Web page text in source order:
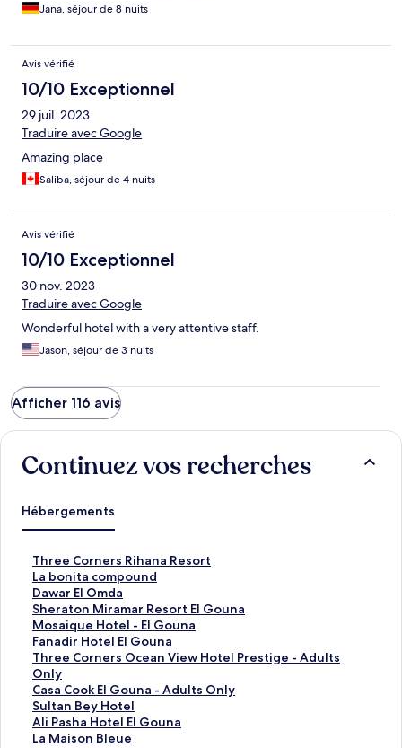
Jana, séjour de 8 nuits
Avis vérifié
10/10 Exceptionnel
29 juil. 2023
Traduire avec Google
Amazing place
Saliba, séjour de 4 nuits
Avis vérifié
10/10 Exceptionnel
30 nov. 2023
Traduire avec Google
Wonderful hotel with a very attentive staff.
Jason, séjour de 3 nuits
Afficher 116 avis
Continuez vos recherches
Hébergements
Three Corners Rihana Resort
L
i
e
n
o
u
v
r
a
n
t
l
La bonita compound
L
i
e
n
o
u
v
r
a
n
t
Dawar El Omda
L
i
e
n
o
u
v
r
a
n
Sheraton Miramar Resort El Gouna
L
i
e
n
o
u
v
r
a
Mosaique Hotel - El Gouna
L
i
e
n
o
u
v
r
Fanadir Hotel El Gouna
L
i
e
n
o
u
v
Three Corners Ocean View Hotel Prestige - Adults
Only
L
i
e
n
o
u
Casa Cook El Gouna - Adults Only
L
i
e
n
Sultan Bey Hotel
L
i
e
Ali Pasha Hotel El Gouna
L
iLa Maison Bleue
L